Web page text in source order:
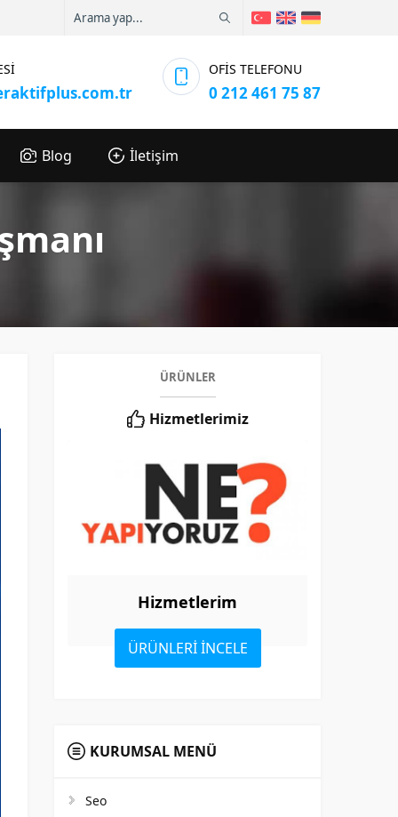
OFİS TELEFONU
0 212 461 75 87
Blog İletişim
ÜRÜNLER
Hizmetlerimiz
Hizmetlerim
ÜRÜNLERİ İNCELE
KURUMSAL MENÜ
Seo